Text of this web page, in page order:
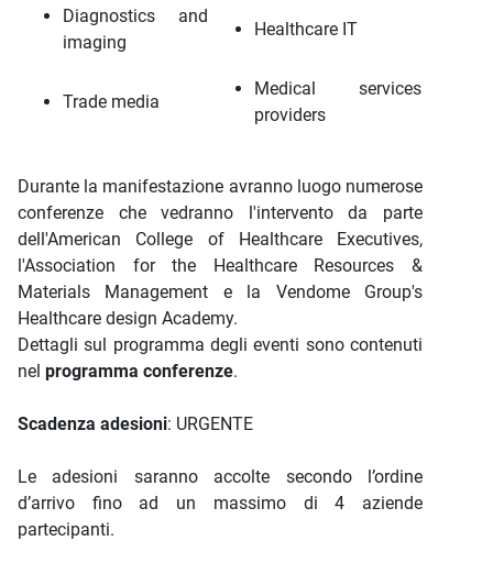
Diagnostics and
imaging
Healthcare IT
Trade media
Medical services
providers
Durante la manifestazione avranno luogo numerose
conferenze che vedranno l'intervento da parte
dell'American College of Healthcare Executives,
l'Association for the Healthcare Resources &
Materials Management e la Vendome Group's
Healthcare design Academy.
Dettagli sul programma degli eventi sono contenuti
nel programma conferenze.
Scadenza adesioni: URGENTE
Le adesioni saranno accolte secondo l’ordine
d’arrivo fino ad un massimo di 4 aziende
partecipanti.